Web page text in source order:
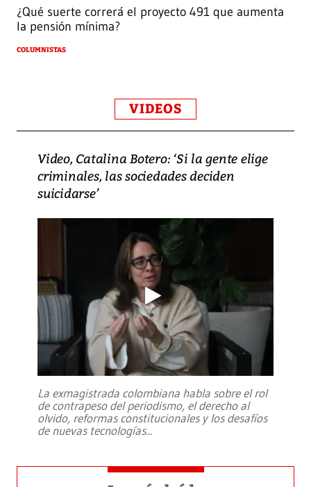
¿Qué suerte correrá el proyecto 491 que aumenta
la pensión mínima?
COLUMNISTAS
VIDEOS
Video, Catalina Botero: ‘Si la gente elige
criminales, las sociedades deciden
suicidarse’
La exmagistrada colombiana habla sobre el rol
de contrapeso del periodismo, el derecho al
olvido, reformas constitucionales y los desafíos
de nuevas tecnologías...